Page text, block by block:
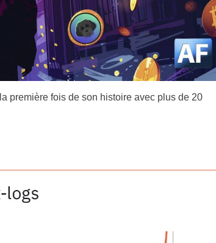
première fois de son histoire avec plus de 20